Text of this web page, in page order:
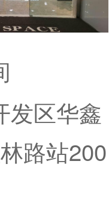
发区华鑫
路站200
桂林公